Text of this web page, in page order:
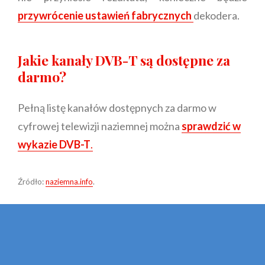
przywrócenie ustawień fabrycznych dekodera.
Jakie kanały DVB-T są dostępne za
darmo?
Pełną listę kanałów dostępnych za darmo w
cyfrowej telewizji naziemnej można sprawdzić w
wykazie DVB-T.
Źródło:naziemna.info.